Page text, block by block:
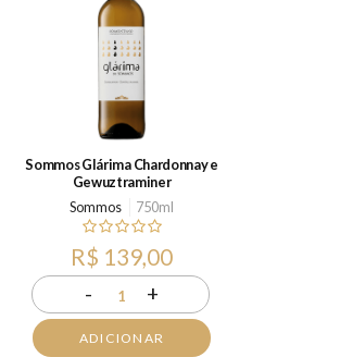
Sommos Glárima Chardonnay e
Gewuztraminer
Sommos
750ml
R$ 139,00
- 1 +
ADICIONAR